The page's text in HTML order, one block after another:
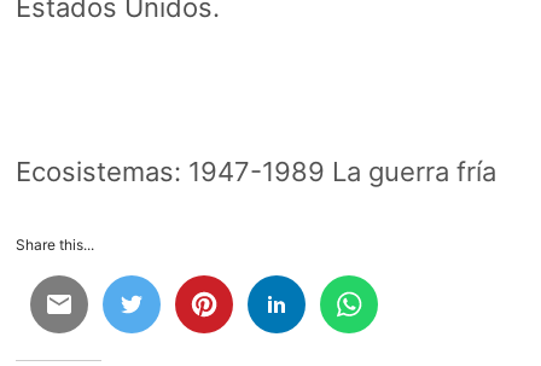
Estados Unidos.
Ecosistemas: 1947-1989 La guerra fría
Share this...